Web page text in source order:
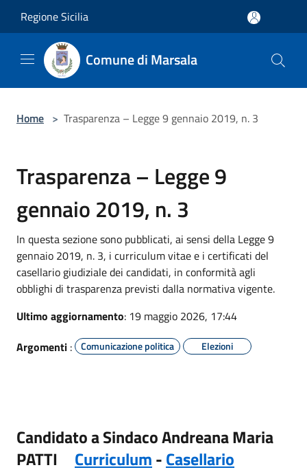
Regione Sicilia
Comune di Marsala
Home > Trasparenza – Legge 9 gennaio 2019, n. 3
Trasparenza – Legge 9
gennaio 2019, n. 3
In questa sezione sono pubblicati, ai sensi della Legge 9
gennaio 2019, n. 3, i curriculum vitae e i certificati del
casellario giudiziale dei candidati, in conformità agli
obblighi di trasparenza previsti dalla normativa vigente.
Ultimo aggiornamento: 19 maggio 2026, 17:44
Argomenti : Comunicazione politica Elezioni
Candidato a Sindaco Andreana Maria
PATTI Curriculum-Casellario